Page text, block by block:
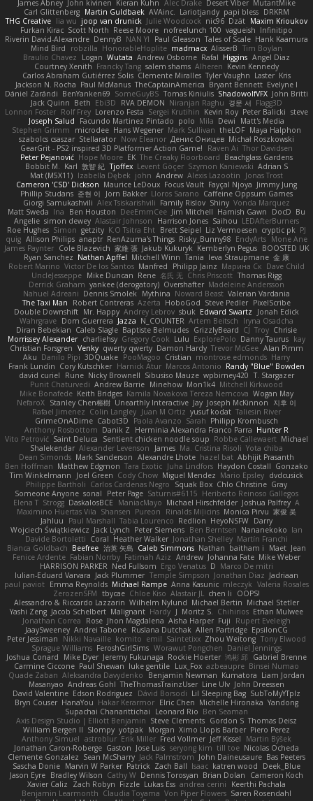
James Abney John kivinen Kieran Kuhn Alec Drake Desert Viber MutantMike
Carl Glittenberg Martin Guldbaek AVAinc. Lariotjandy papi bless DRKRM
THG Creative lia wu joop van drunick Julie Woodcock nic96 Dzät Maxim Krioukov
Furkan Kirac Scott North Reese Moore nofreelunch 100 vagueish Infinitipo
Riverin David-Alexandre DennyB NAN YI Paul Gleason Tales of Scale Hank Kaamura
Mind Bird
robzilla HonorableHoplite madmacx AlisserB Tim Boylan
Braulio Chavez
Logan Wutata Andrew Osborne Rafal Higgins Angel Diaz
Courtney Xenith Francky Tang salem shams Alheren Kevin Kennedy
Carlos Abraham Gutiérrez Solis Clemente Miralles Tyler Vaughn Laster Kris
Jackson N. Rocha Paul McManus TheCaptainAmerica Bryant Bennett Evelyne I
Dániel Zarándi BenYanken69 SomeGuyBS Tomas Kiniulis ShadowolfVFX John Britti
Jack Quinn Beth Ebi3D RVA DEMON Niranjan Raghu 경문 서 Flagg3D
Lonnon Foster Rolf Frey Lorenzo Festa Sergei Krutihin Kevin Roy Peter Balicki steve
Joseph Salud
Facundo Martinez Pintado polo Mila Dewi
Matt's Media
Stephen Grimm
microdee Hans Wegener Mark Sullivan theLOF Maya Halphon
szabolcs csaszar Stellarator Now Eleanor Денис Оницев Michał Roszkowski
GearGrit - PS2 inspired 3D Platformer Action Game!
Raven Ai Thor Davidsen
Peter Pejanović Hope Moore EK The Creaky Floorboard Beachglass Gardens
Bobbit M. Karl 敦智 紀 Tjoffex Levent Göçer Szymon Kaniewski Adrian S
Mat (M5X11) Izabella Dębek john Andrew Alexis Lazootin
Jonas Trost
Cameron 'CSD' Dickson Maurice LeDoux Focus Vault Fayçal Njoya Jimmy Jung
Phillip Studans 준현 이 Jorn Bakker Lloros Sarano Caffeine Oppsum Games
Giorgi Samukashvili Alex Tsiskarishvili Family Rislov Shiny Vonda Marquez
Matt Sweda Ina Ben Houston DeeEmmCee Jim Mitchell Hamish Gawn DocD Bu
Angelie simon dewey Alastair Johnson Harrison Jones Saihou LEDAfterBurners
Roe Hughes Simon getzity K.O Tsitra Eht Brett Seipel Liz Vermoesen cryptic pk PJ
quig Allison Philips anaptr RenAzuma's Things Risky_Bunny98 EndyArts Mone Ane
James Paynter Cole Blazevich 家維 張 Jakub Kukuryk Kemberlyn Pegus BOOSTED UK
Ryan Sanchez Nathan Apffel Mitchell Winn Tania Ieva Straupmane 金 康
Robert Marino Victor De los Santos Manfred Philipp Jainz Марина Ск Dave Child
UncleJesseppe Mike Duncan Rene 名氏 无 Chris Priscott Thomas Rigg
Derrick Graham yankee (derogatory) Overshafter Madeleine Andersson
Nahuel Adreani Dennis Smolek Mythina Noward Beast Valerian Vardania
The Taxi Man
Robert Contreras Azerta HoboGod Steve Pedler PixelScribe
Double Downshift Mr. Happy Andrey Lebrov sbuk Edward Swartz
Jonah Edick
Wahrgrave Dom Guerrera Jazza N_COUNTER Artem Beitsch
Iryna Osadcha
Diran Bebekian Caleb Slagle Baptiste Belmudes GrizzlyBeard CJ Troy Chrisie
Morrissey Alexander charliehsy Gregory Cook Lulu ExplorePolo Danny Taurus kay
Christian Forsgren Venky qwerty qwerty Damon Hardy Trevor McGee Alan Pimm
Aku Danilo Pipi 3DQuake PooMagoo Cristian montrose edmonds Harry
Frank Lundin Cory Kutschker Harnick Atur Marcos Antonio Randy "Blue" Bowden
david curiel
Rune Nicky Brownell Sibusiso Mauze wpbirney420 T. Stargazer
Punit Chaturvedi Andrew Barrie Minehow Mon1k4 Mitchell Kirkwood
Mike Bonafede Keith Bridges Kamila Novakova Tereza Nemcova Wogan May
NefaroX Stanley Chen榕樹 Unearthly Interactive Jay Joseph McKinnon
지후 이
Rafael Jimenez Colin Langley Juan M Ortiz yusuf kodat Taliesin River
GrimeOnADime Cabot3D Paola Avanzo Sarah Philipp Krombusch
Anthony Rosbottom Danik Z Herminia Alexandra Franco Parra Hunter R
Vito Petrović Saint Deluca Sentient chicken noodle soup Robbe Callewaert Michael
Shalekendar Alexander Levenson James Ma. Cristina Risoli Yota chiba
Dean Simonds Mark Sanderson Alexandre Lhote hazel bat Abhijit Prasanth
Ben Hoffman Matthew Edgmon Tara Exotic Juha Lindfors Haydon Costall Gonzako
Tim Winkelmann
Joel Green Cody Chow Miguel Mendez Mario Epsley dvdcusick
Philippe Bartholi Carlos Cardenas Negro Squak Box Chlo Christine Gray
Someone Anyone sonal Peter Page Saturnis#6115 Heriberto Reinoso Gallegos
Elena T Strogg DaskalosBCE ManiacMayo Michael Hirschfelder Joshua Palfrey A
Maximino Huertas Vila Shansen Pureon Rinalds Miļicins Monica Pirvu 家俊 吴
Jahluu
Paul Marshall Tabia Lourenco Redlion HeyoNSFW Darry
Wojciech Świątkiewicz Jack Lynch Peter Siemens Ben Berntsen Nananekoko Ian
Davide Bortoletti Coral Heather Walker Jonathan Shelley Martín Franchi
Bianca Goldbach Beefree 治英 矢島 Caleb Simmons Nathan baitham i Maet Jean
Fenice Ardente Fabian Norrby Fatimah Aziz Andrew Johanna Fate Mike Weber
HARRISON PARKER Ned Fullsom Ergo Venatus D Marco De mitri
Iulian-Eduard Varvara Jack Plummer Temple Simpson Jonathan Diaz Jadriaan
paul paviot Emma Reynolds Michael Rampe Anna Kasunic mleczyk Valeria Rosales
ZerozenSFM tbycae Chloe Kiso Alastair JL chen li
OOPS!
Alessandro & Riccardo Lazzarin Wilhelm Nylund Michael Bertin Michael Stetler
Yashi Zeng Jacob Schelbert Malignant Hardy J Moritz S. Chihirios Ethan Mulwee
Jonathan Correa
Rose Jhon Magdalena Aisha Harper Fuji
Rupert Eveleigh
JaaySweeney Andrei Tabone Ruslana Dutchak Allen Partridge EpsilonCG
Peter Jessiman
Nikki Navaille komito emil Saintetixx Zhou Weitong Tony Elwood
Sprague Williams FeroshGirlSims Worawut Pongchen Daniel Jennings
Joshua Conard
Mike Dyer Jeremy Fukunaga Rockie Hoerter 鸿彬 邱 Gabriel Brenne
Carmine Ciccone Paul Shewan luke gentile Lux_Fox azbeaupre Binsei Numao
Quade Zaban Aleksandra Davydenko Benjamin Newman Kumatora Liam Jordan
Masanyao Andreas Gohl TheThomasTrainzUser Line Ulv John Dreessen
David Valentine Edson Rodriguez Dávid Borsodi Lil Sleeping Bag SubToMyYTplz
Bryn Couser HanaYou Hakar Kerarmor Elric Chen Michelle Hironaka Yandong
Supachai Chanarittichai
Leonard Rio Ben Seaman
Axis Design Studio | Elliott Benjamin Steve Clements Gordon S Thomas Deisz
William Bergen II Slompy yotpak Morgan Ximo Llopis Barber Piero Perez
Anthony Simuel astroblur Erik Miller Fred Vollmer Jeff Kissel
Martin Býšek
Jonathan Caron-Roberge Gaston Jose Luis seryong kim till toe Nicolas Ocheda
Clemente Gonzalez Sean McSharry Jack Palmstrom John Daineusaure Bas Peeters
Sascha Donie Marvin W Parker Patrick Zach Ball Isaac katren wood
Deek_Blue
Jason Eyre Bradley Wilson Cathy W Dennis Torosyan Brian Dolan
Cameron Koch
Xavier Caliz
Zach Robyn Fizzle Lukas Ess andrea cerini
Keerthi Pachala
Benjamin Learmonth Claudia Toyama Von Piper Flowers Søren Rosendahl